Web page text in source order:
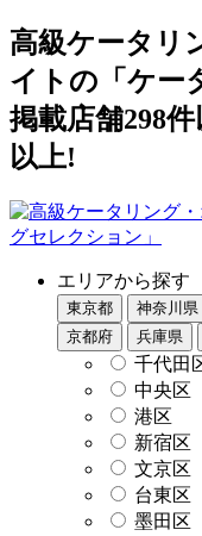
高級ケータリ
イトの「ケー
掲載店舗298
以上!
エリアから探す
東京都 神奈川県
京都府
兵庫県
千代田
中央区
港区
新宿区
文京区
台東区
墨田区